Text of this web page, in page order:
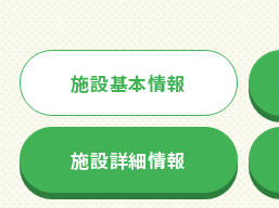
施設基本情報
施設詳細情報